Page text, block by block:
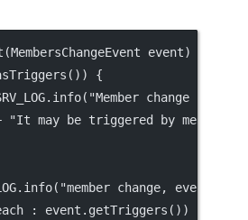
event) {
{
change
by member
change, event:
: event.getTriggers()) {